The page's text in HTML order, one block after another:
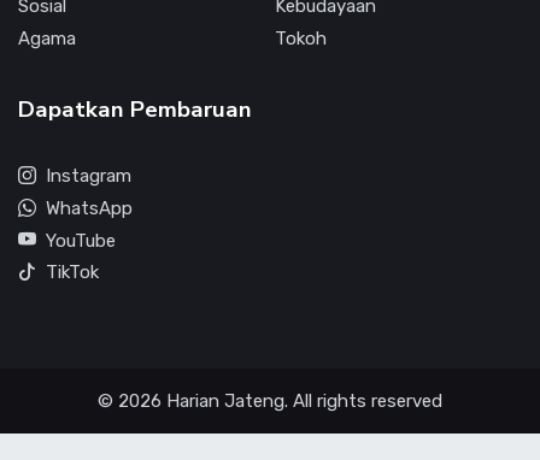
Sosial
Agama
Kebudayaan
Tokoh
Dapatkan Pembaruan
Instagram
WhatsApp
YouTube
TikTok
© 2026 Harian Jateng. All rights reserved